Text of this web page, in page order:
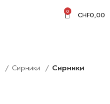
0 CHF0,00
Сирники Сирники